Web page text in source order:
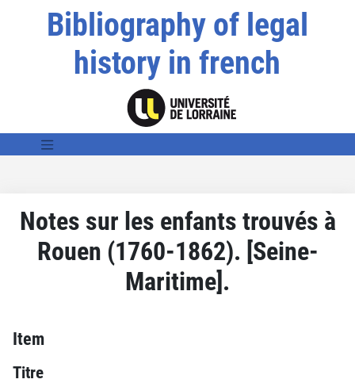
Bibliography of legal
history in french
Notes sur les enfants trouvés à
Rouen (1760-1862). [Seine-
Maritime].
Item
Titre